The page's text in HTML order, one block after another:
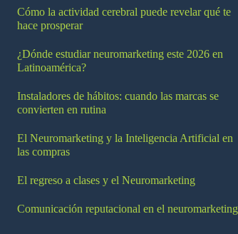
Cómo la actividad cerebral puede revelar qué te
hace prosperar
¿Dónde estudiar neuromarketing este 2026 en
Latinoamérica?
Instaladores de hábitos: cuando las marcas se
convierten en rutina
El Neuromarketing y la Inteligencia Artificial en
las compras
El regreso a clases y el Neuromarketing
Comunicación reputacional en el neuromarketing